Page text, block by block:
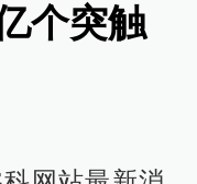
个突触